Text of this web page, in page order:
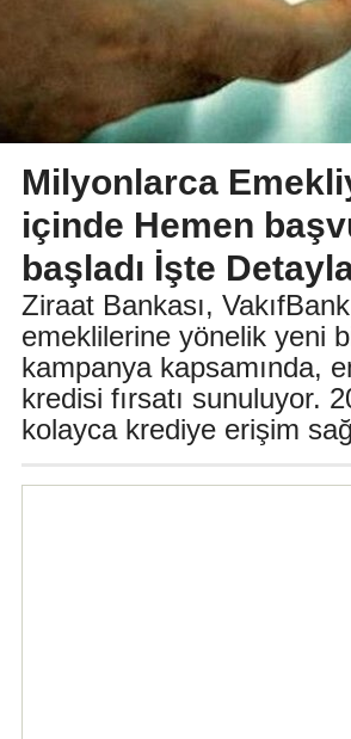
Milyonlarca
içinde Hemen
başladı İşte
Ziraat Bankası,
emeklilerine yönelik yeni
kampanya kapsamında,
kredisi fırsatı sunuluyor.
kolayca krediye erişim